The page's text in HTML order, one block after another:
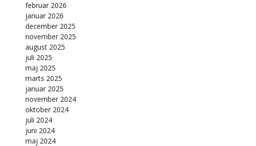
februar 2026
januar 2026
december 2025
november 2025
august 2025
juli 2025
maj 2025
marts 2025
januar 2025
november 2024
oktober 2024
juli 2024
juni 2024
maj 2024